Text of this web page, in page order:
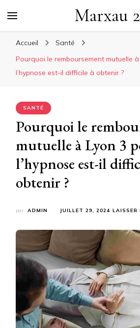
Marxau
Accueil
Santé
Pourquoi le remboursement mutuelle
l’hypnose est-il difficile à obtenir ?
SANTÉ
Pourquoi le
mutuelle à Lyon 3
l’hypnose est-il
obtenir ?
par ADMIN JUILLET 29, 2024 LAISSER